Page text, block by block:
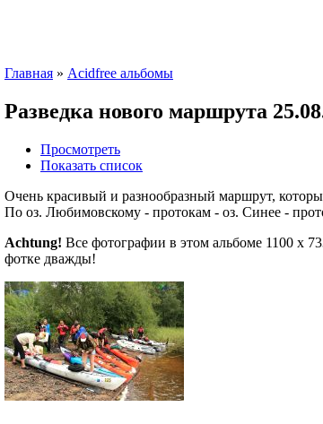
Главная » Acidfree альбомы
Разведка нового маршрута
Просмотреть
Показать список
Очень красивый и разнообразный маршрут,
По оз. Любимовскому - протокам - оз. Синее -
Achtung! Все фотографии в этом альбоме 1100 х
фотке дважды!